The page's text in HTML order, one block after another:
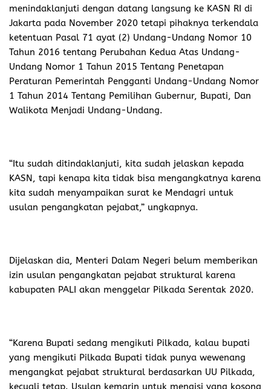
menindaklanjuti dengan datang langsung ke KASN RI di
Jakarta pada November 2020 tetapi pihaknya terkendala
ketentuan Pasal 71 ayat (2) Undang-Undang Nomor 10
Tahun 2016 tentang Perubahan Kedua Atas Undang-
Undang Nomor 1 Tahun 2015 Tentang Penetapan
Peraturan Pemerintah Pengganti Undang-Undang Nomor
1 Tahun 2014 Tentang Pemilihan Gubernur, Bupati, Dan
Walikota Menjadi Undang-Undang.
“Itu sudah ditindaklanjuti, kita sudah jelaskan kepada
KASN, tapi kenapa kita tidak bisa mengangkatnya karena
kita sudah menyampaikan surat ke Mendagri untuk
usulan pengangkatan pejabat,” ungkapnya.
Dijelaskan dia, Menteri Dalam Negeri belum memberikan
izin usulan pengangkatan pejabat struktural karena
kabupaten PALI akan menggelar Pilkada Serentak 2020.
“Karena Bupati sedang mengikuti Pilkada, kalau bupati
yang mengikuti Pilkada Bupati tidak punya wewenang
mengangkat pejabat struktural berdasarkan UU Pilkada,
kecuali tetap. Usulan kemarin untuk mengisi yang kosong